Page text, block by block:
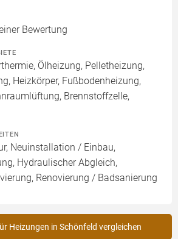
Bewertung
Ölheizung, Pelletheizung,
Heizkörper, Fußbodenheizung,
Brennstoffzelle,
Neuinstallation / Einbau,
Hydraulischer Abgleich,
Renovierung / Badsanierung
Heizungen in Schönfeld vergleichen